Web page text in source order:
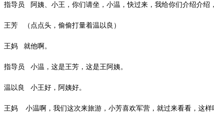
指导员 阿姨、小王，你们请坐，小温，快过来，我给你们介绍介绍
王芳 （点点头，偷偷打量着温以良）
王妈 就他啊。
指导员 小温，这是王芳，这是王阿姨。
温以良 小王好，阿姨好。
王妈 小温啊，我们这次来旅游，小芳喜欢军营，就过来看看，这样